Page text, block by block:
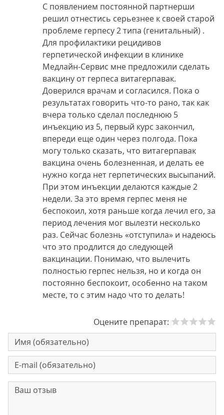
С появлением постоянной партнерши
решил отнестись серьезнее к своей старой
проблеме герпесу 2 типа (генитальный) .
Для профилактики рецидивов
герпетической инфекции в клинике
Медлайн-Сервис мне предложили сделать
вакцину от герпеса витагерпавак.
Доверился врачам и согласился. Пока о
результатах говорить что-то рано, так как
вчера только сделал последнюю 5
инъекцию из 5, первый курс закончил,
впереди еще один через полгода. Пока
могу только сказать, что витагерпавак
вакцина очень болезненная, и делать ее
нужно когда нет герпетических высыпаний.
При этом инъекции делаются каждые 2
недели. За это время герпес меня не
беспокоил, хотя раньше когда лечил его, за
период лечения мог вылезти несколько
раз. Сейчас болезнь «отступила» и надеюсь
что это продлится до следующей
вакцинации. Понимаю, что вылечить
полностью герпес нельзя, но и когда он
постоянно беспокоит, особенно на таком
месте, то с этим надо что то делать!
Оцените препарат: